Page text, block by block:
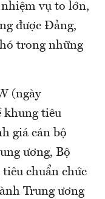
vụ to lớn,
được Đảng,
trong những
(ngày
khung tiêu
giá cán bộ
ương, Bộ
chuẩn chức
Trung ương